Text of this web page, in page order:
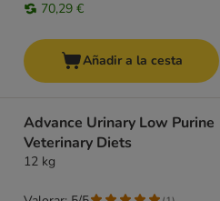
70,29 €
Añadir a la cesta
Advance Urinary Low Purine
Veterinary Diets
12 kg